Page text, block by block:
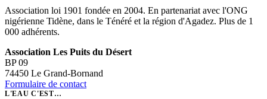
Association loi 1901 fondée en 2004. En partenariat avec l'ONG
nigérienne Tidène, dans le Ténéré et la région d'Agadez. Plus de 1
000 adhérents.
Association Les Puits du Désert
BP 09
74450 Le Grand-Bornand
Formulaire de contact
L'EAU C'EST…